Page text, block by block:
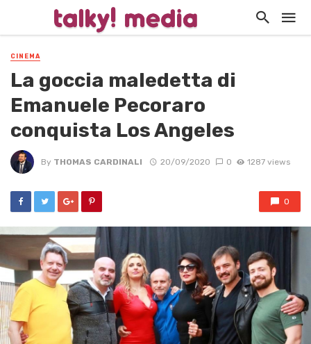
CINEMA
La goccia maledetta di
Emanuele Pecoraro
conquista Los Angeles
By THOMAS CARDINALI 20/09/2020 0 1287 views
0